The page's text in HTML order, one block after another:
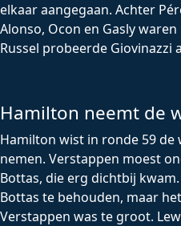
elkaar aangegaan. Achter
Alonso, Ocon en Gasly
Russel probeerde Giovinazzi
Hamilton neemt de
Hamilton wist in ronde 59
nemen. Verstappen moest
Bottas, die erg dichtbij
Bottas te behouden, maar
Verstappen was te groot.